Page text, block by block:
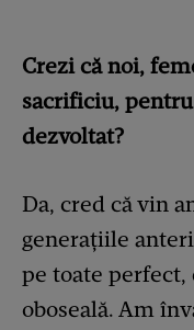
Crezi că noi,
sacrificiu,
dezvoltat?
Da, cred că vin
generațiile
pe toate perfect,
oboseală. Am